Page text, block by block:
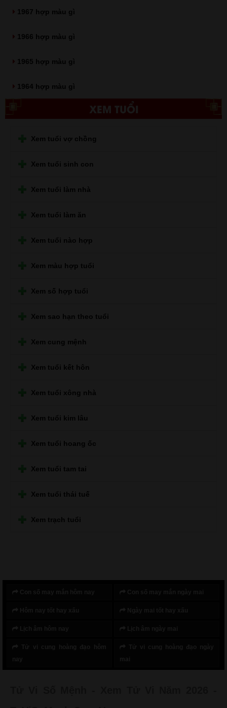
1967 hợp màu gì
1966 hợp màu gì
1965 hợp màu gì
1964 hợp màu gì
XEM TUỔI
Xem tuổi vợ chồng
Xem tuổi sinh con
Xem tuổi làm nhà
Xem tuổi làm ăn
Xem tuổi nào hợp
Xem màu hợp tuổi
Xem số hợp tuổi
Xem sao hạn theo tuổi
Xem cung mệnh
Xem tuổi kết hôn
Xem tuổi xông nhà
Xem tuổi kim lâu
Xem tuổi hoang ốc
Xem tuổi tam tai
Xem tuổi thái tuế
Xem trạch tuổi